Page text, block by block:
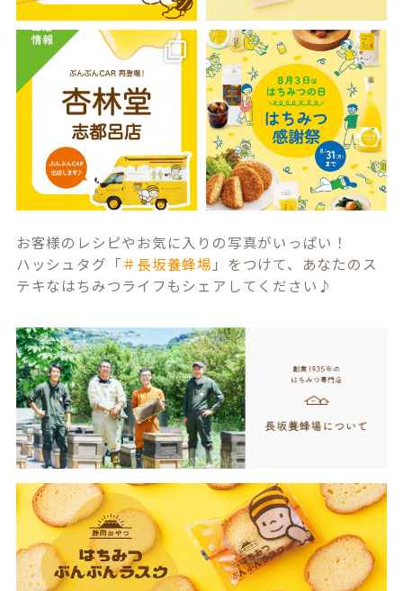
お客様のレシピやお気に入りの写真がいっぱい！
ハッシュタグ「＃長坂養蜂場 」をつけて、あなたのス
テキなはちみつライフもシェアしてください♪